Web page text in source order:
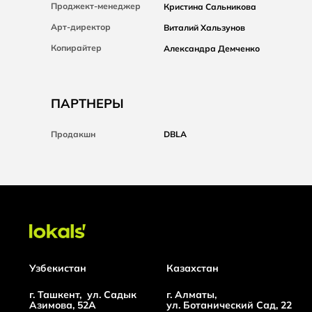
ПАРТНЕРЫ
Проджект-менеджер
Арт-директор
Копирайтер
Продакшн
Кристина Сальникова
Виталий Хальзунов
Александра Демченко
DBLA